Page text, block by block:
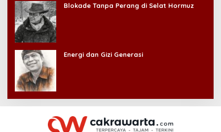
Blokade Tanpa Perang di Selat Hormuz
Energi dan Gizi Generasi